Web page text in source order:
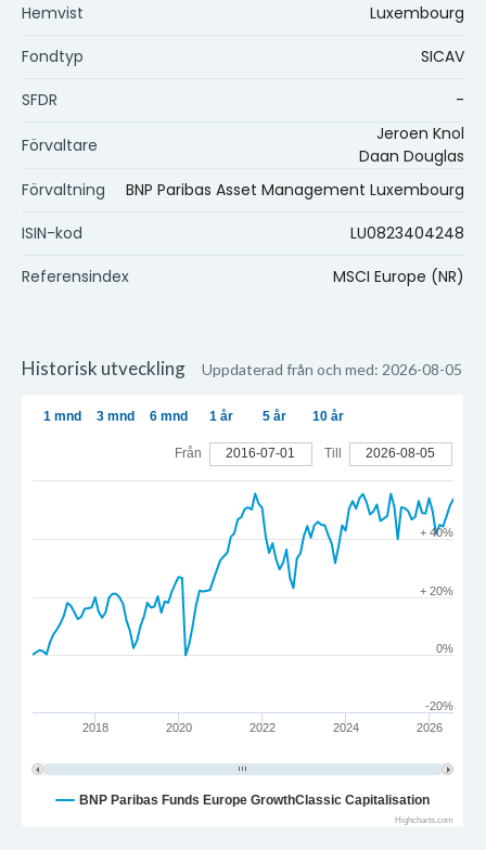
Hemvist Luxembourg
Fondtyp
SICAV
SFDR
-
Förvaltare
Jeroen Knol
Daan Douglas
Förvaltning
BNP Paribas Asset Management Luxembourg
ISIN-kod
LU0823404248
Referensindex
MSCI Europe (NR)
Historisk utveckling Uppdaterad från och med: 2026-08-05
2018 2020 2022 2024 2026
0%
+ 20%
+ 40%
-20%
1 mnd 3 mnd 6 mnd 1 år 5 år 10 år
Från 2016-07-01 Till 2026-08-05
BNP Paribas Funds Europe GrowthClassic Capitalisation
Highcharts.com